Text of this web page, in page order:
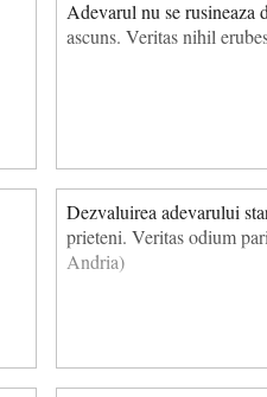
Adevarul nu se rusineaza
ascuns. Veritas nihil
Dezvaluirea adevarului
prieteni. Veritas odium
Andria)